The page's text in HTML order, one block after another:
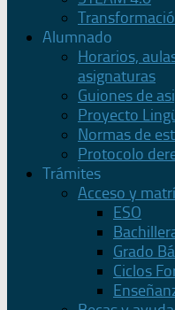
Alumnado
Horarios,
asignaturas
Guiones de
Proyecto
Normas de
Protocolo
Trámites
Acceso y
ESO
Grado
Ciclos